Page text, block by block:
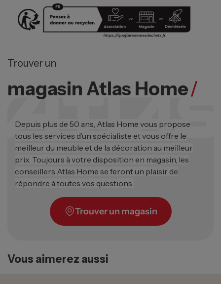
Trouver un
magasin Atlas Home/
Depuis plus de 50 ans, Atlas Home vous propose
tous les services d’un spécialiste et vous offre le
meilleur du meuble et de la décoration au meilleur
prix. Toujours à votre disposition en magasin, les
conseillers Atlas Home se feront un plaisir de
répondre à toutes vos questions.
Trouver un magasin
Vous aimerez aussi